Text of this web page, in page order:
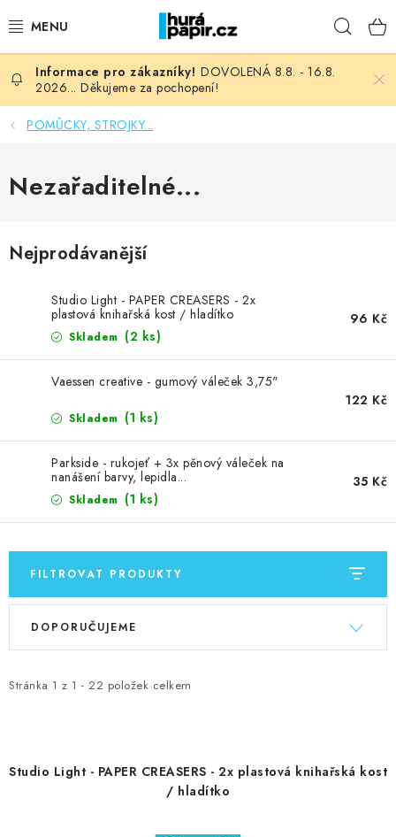
na
NOVINKY
HURÁ DÍLNA
KURZY NATY LYSAK
OBLÍBENÉ ♥️
ZNAČKY
Doprava Kontakty Moje objednávka
Hodnocení obchodu
Obchodní podmínky
Podmínky ochrany osobních údajů
Ověřování recenzí
Jak nakupovat
DOVOLENÁ 8.8. - 16.8.
2026... Děkujeme za pochopení!
POMŮCKY, STROJKY...
Nezařaditelné...
Nejprodávanější
Studio Light - PAPER CREASERS - 2x
plastová knihařská kost / hladítko
Skladem (2 ks)
96 Kč
Vaessen creative - gumový váleček 3,75"
Skladem (1 ks)
122 Kč
Parkside - rukojeť + 3x pěnový váleček na
nanášení barvy, lepidla...
Skladem (1 ks)
35 Kč
FILTROVAT PRODUKTY
V
i
r
Stránka 1 z 1 - 22 položek celkem
Ř
e
p
DOPORUČUJEME
Studio Light - PAPER CREASERS - 2x plastová knihařská kost
/ hladítko